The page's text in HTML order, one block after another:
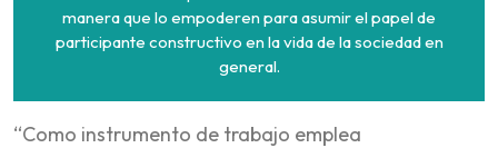
manera que lo empoderen para asumir el papel de
participante constructivo en la vida de la sociedad en
general.
“Como instrumento de trabajo emplea